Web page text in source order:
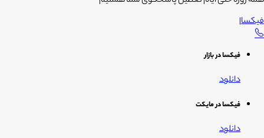
فیکسا|
فیکسا در بازار
دانلود
فیکسا در مایکت
دانلود